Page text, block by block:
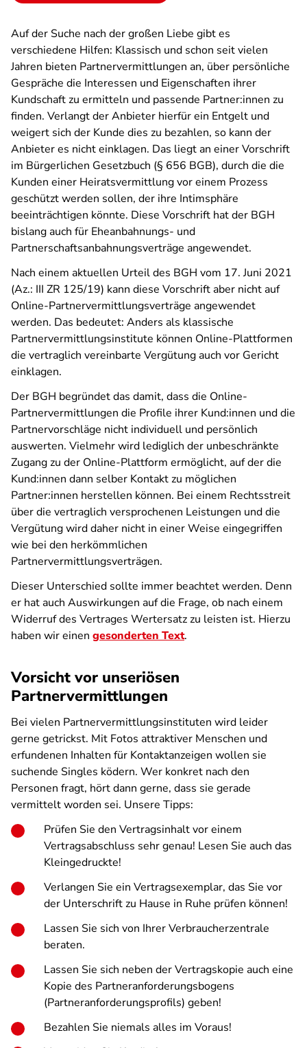
Auf der Suche nach der großen Liebe gibt es
verschiedene Hilfen: Klassisch und schon seit vielen
Jahren bieten Partnervermittlungen an, über persönliche
Gespräche die Interessen und Eigenschaften ihrer
Kundschaft zu ermitteln und passende Partner:innen zu
finden. Verlangt der Anbieter hierfür ein Entgelt und
weigert sich der Kunde dies zu bezahlen, so kann der
Anbieter es nicht einklagen. Das liegt an einer Vorschrift
im Bürgerlichen Gesetzbuch (§ 656 BGB), durch die die
Kunden einer Heiratsvermittlung vor einem Prozess
geschützt werden sollen, der ihre Intimsphäre
beeinträchtigen könnte. Diese Vorschrift hat der BGH
bislang auch für Eheanbahnungs- und
Partnerschaftsanbahnungsverträge angewendet.
Nach einem aktuellen Urteil des BGH vom 17. Juni 2021
(Az.: III ZR 125/19) kann diese Vorschrift aber nicht auf
Online-Partnervermittlungsverträge angewendet
werden. Das bedeutet: Anders als klassische
Partnervermittlungsinstitute können Online-Plattformen
die vertraglich vereinbarte Vergütung auch vor Gericht
einklagen.
Der BGH begründet das damit, dass die Online-
Partnervermittlungen die Profile ihrer Kund:innen und die
Partnervorschläge nicht individuell und persönlich
auswerten. Vielmehr wird lediglich der unbeschränkte
Zugang zu der Online-Plattform ermöglicht, auf der die
Kund:innen dann selber Kontakt zu möglichen
Partner:innen herstellen können. Bei einem Rechtsstreit
über die vertraglich versprochenen Leistungen und die
Vergütung wird daher nicht in einer Weise eingegriffen
wie bei den herkömmlichen
Partnervermittlungsverträgen.
Dieser Unterschied sollte immer beachtet werden. Denn
er hat auch Auswirkungen auf die Frage, ob nach einem
Widerruf des Vertrages Wertersatz zu leisten ist. Hierzu
haben wir einen gesonderten Text.
Vorsicht vor unseriösen
Partnervermittlungen
Bei vielen Partnervermittlungsinstituten wird leider
gerne getrickst. Mit Fotos attraktiver Menschen und
erfundenen Inhalten für Kontaktanzeigen wollen sie
suchende Singles ködern. Wer konkret nach den
Personen fragt, hört dann gerne, dass sie gerade
vermittelt worden sei. Unsere Tipps:
Prüfen Sie den Vertragsinhalt vor einem
Vertragsabschluss sehr genau! Lesen Sie auch das
Kleingedruckte!
Verlangen Sie ein Vertragsexemplar, das Sie vor
der Unterschrift zu Hause in Ruhe prüfen können!
Lassen Sie sich von Ihrer Verbraucherzentrale
beraten.
Lassen Sie sich neben der Vertragskopie auch eine
Kopie des Partneranforderungsbogens
(Partneranforderungsprofils) geben!
Bezahlen Sie niemals alles im Voraus!